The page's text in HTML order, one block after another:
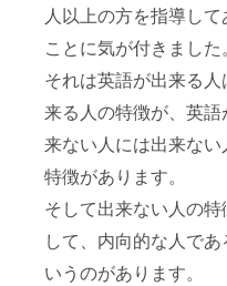
人以上の方を指導して
ことに気が付きました。
それは英語が出来る人
来る人の特徴が、英語
来ない人には出来ない
特徴があります。
そして出来ない人の特
して、内向的な人であ
いうのがあります。